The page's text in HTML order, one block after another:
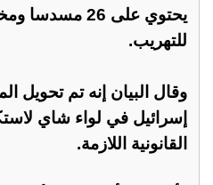
يحتوي على 26
للتهريب.
وقال البيان إنه تم
إسرائيل في لواء شاي
القانونية اللازمة.